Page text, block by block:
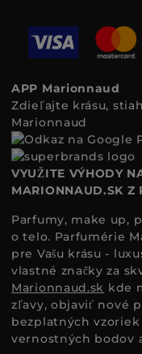
APP Marionnaud
Zdieľajte krásu,
Marionnaud
VYUŽITE VÝHODY
MARIONNAUD.SK Z
Parfumy, make up,
o telo. Parfumérie
pre Vašu krásu -
vlastné značky za
Marionnaud.sk kde
zľavy, objaviť nové
bezplatných
vernostných bodov